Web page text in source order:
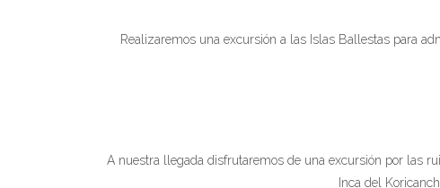
Realizaremos una excursión a las Islas Ballestas para
A nuestra llegada disfrutaremos de una excursión por las
Inca del